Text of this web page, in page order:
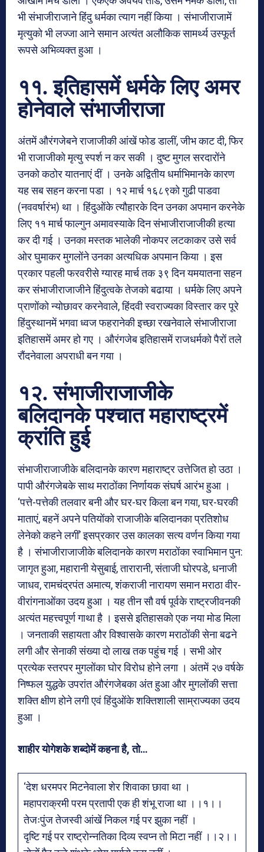
भी संभाजीराजाने हिंदु धर्मका त्याग नहीं किया । संभाजीराजामें
मृत्युको भी लज्जा आने समान अत्यंत अलौकिक सामर्थ्य उस्फूर्त
रूपसे अभिव्यक्त हुआ ।
११. इतिहासमें धर्मके लिए अमर
होनेवाले संभाजीराजा
अंतमें औरंगजेबने राजाजीकी आंखें फोड डालीं, जीभ काट दी, फिर
भी राजाजीको मृत्यु स्पर्श न कर सकी । दुष्ट मुगल सरदारोंने
उनको कठोर यातनाएं दीं । उनके अद्वितीय धर्माभिमानके कारण
यह सब सहन करना पडा । १२ मार्च १६८९को गुढी पाडवा
(नववर्षारंभ) था । हिंदुओंके त्यौहारके दिन उनका अपमान करनेके
लिए ११ मार्च फाल्गुन अमावस्याके दिन संभाजीराजाजीकी हत्या
कर दी गई । उनका मस्तक भालेकी नोकपर लटकाकर उसे सर्व
ओर घुमाकर मुगलोंने उनका अत्यधिक अपमान किया । इस
प्रकार पहली फरवरीसे ग्यारह मार्च तक ३९ दिन यमयातना सहन
कर संभाजीराजाजीने हिंदुत्वके तेजको बढाया । धर्मके लिए अपने
प्राणोंको न्योछावर करनेवाले, हिंदवी स्वराज्यका विस्तार कर पूरे
हिंदुस्थानमें भगवा ध्वज फहरानेकी इच्छा रखनेवाले संभाजीराजा
इतिहासमें अमर हो गए । औरंगजेब इतिहासमें राजधर्मको पैरों तले
रौंदनेवाला अपराधी बन गया ।
१२. संभाजीराजाजीके
बलिदानके पश्चात महाराष्ट्रमें
क्रांति हुई
संभाजीराजाजीके बलिदानके कारण महाराष्ट्र उत्तेजित हो उठा ।
पापी औरंगजेबके साथ मराठोंका निर्णायक संघर्ष आरंभ हुआ ।
‘पत्ते-पत्तेकी तलवार बनी और घर-घर किला बन गया, घर-घरकी
माताएं, बहनें अपने पतियोंको राजाजीके बलिदानका प्रतिशोध
लेनेको कहने लगीं’ इसप्रकार उस कालका सत्य वर्णन किया गया
है । संभाजीराजाजीके बलिदानके कारण मराठोंका स्वाभिमान पुन:
जागृत हुआ, महारानी येसुबाई, तारारानी, संताजी घोरपडे, धनाजी
जाधव, रामचंद्रपंत अमात्य, शंकराजी नारायण समान मराठा वीर-
वीरांगनाओंका उदय हुआ । यह तीन सौ वर्ष पूर्वके राष्ट्रजीवनकी
अत्यंत महत्त्वपूर्ण गाथा है । इससे इतिहासको एक नया मोड मिला
। जनताकी सहायता और विश्वासके कारण मराठोंकी सेना बढने
लगी और सेनाकी संख्या दो लाख तक पहुंच गई । सभी ओर
प्रत्येक स्तरपर मुगलोंका घोर विरोध होने लगा । अंतमें २७ वर्षके
निष्फल युद्धके उपरांत औरंगजेबका अंत हुआ और मुगलोंकी सत्ता
शक्ति क्षीण होने लगी एवं हिंदुओंके शक्तिशाली साम्राज्यका उदय
हुआ ।
शाहीर योगेशके शब्दोमें कहना है, तो…
‘देश धरमपर मिटनेवाला शेर शिवाका छावा था ।
महापराक्रमी परम प्रतापी एक ही शंभू राजा था ।।१।।
तेजःपुंज तेजस्वी आंखें निकल गई पर झुका नहीं ।
दृष्टि गई पर राष्ट्रोन्नतिका दिव्य स्वप्न तो मिटा नहीं ।।२।।